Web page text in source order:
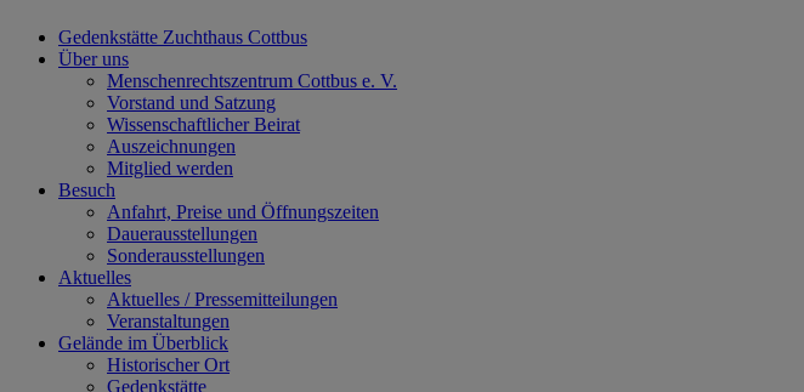
Gedenkstätte Zuchthaus Cottbus
Über uns
Menschenrechtszentrum Cottbus e. V.
Vorstand und Satzung
Wissenschaftlicher Beirat
Auszeichnungen
Mitglied werden
Besuch
Anfahrt, Preise und Öffnungszeiten
Dauerausstellungen
Sonderausstellungen
Aktuelles
Aktuelles / Pressemitteilungen
Veranstaltungen
Gelände im Überblick
Historischer Ort
Gedenkstätte